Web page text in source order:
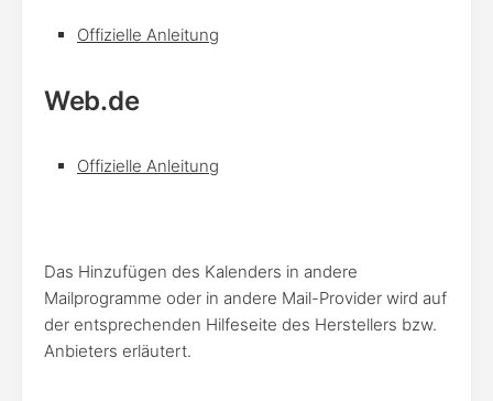
Offizielle Anleitung
Web.de
Offizielle Anleitung
Das Hinzufügen des Kalenders in andere
Mailprogramme oder in andere Mail-Provider wird auf
der entsprechenden Hilfeseite des Herstellers bzw.
Anbieters erläutert.